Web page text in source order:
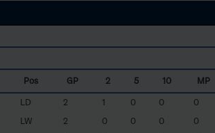
Pos GP 2 5 10 MP
LD 2 1 0 0 0
LW 2 0 0 0 0